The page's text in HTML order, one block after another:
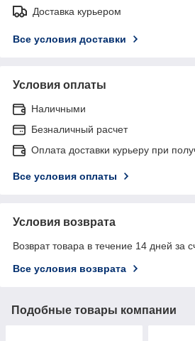
Доставка курьером
Все условия доставки
Условия оплаты
Наличными
Безналичный расчет
Оплата доставки курьеру при
Все условия оплаты
Условия возврата
Возврат товара в течение 14 дней за
Все условия возврата
Подобные товары компании